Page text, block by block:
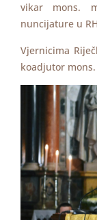
vikar mons.
nuncijature u
Vjernicima
koadjutor